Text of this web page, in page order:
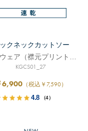
クネックカットソー
KGCS01_27
6,900 （税込￥7,590）
4.8 （4）